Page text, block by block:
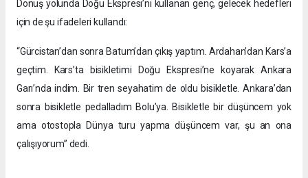
Dönüş yolunda Doğu Ekspresi’ni kullanan genç, gelecek hedefleri
için de şu ifadeleri kullandı:
“Gürcistan’dan sonra Batum’dan çıkış yaptım. Ardahan’dan Kars’a
geçtim. Kars’ta bisikletimi Doğu Ekspresi’ne koyarak Ankara
Garı’nda indim. Bir tren seyahatim de oldu bisikletle. Ankara’dan
sonra bisikletle pedalladım Bolu’ya. Bisikletle bir düşüncem yok
ama otostopla Dünya turu yapma düşüncem var, şu an ona
çalışıyorum” dedi.